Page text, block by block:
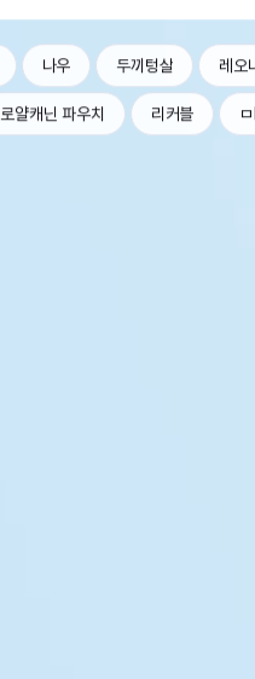
나우 두끼텅살 레오
로얄캐닌 파우치 리커블